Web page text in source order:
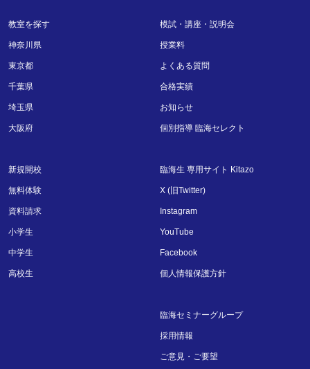
教室を探す
神奈川県
東京都
千葉県
埼玉県
大阪府
新規開校
無料体験
資料請求
小学生
中学生
高校生
模試・講座・説明会
授業料
よくある質問
合格実績
お知らせ
個別指導 臨海セレクト
臨海生 専用サイト Kitazo
X (旧Twitter)
Instagram
YouTube
Facebook
個人情報保護方針
臨海セミナーグループ
採用情報
ご意見・ご要望